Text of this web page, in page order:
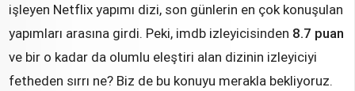
işleyen Netflix yapımı dizi, son günlerin en çok konuşulan
yapımları arasına girdi. Peki, imdb izleyicisinden 8.7 puan
ve bir o kadar da olumlu eleştiri alan dizinin izleyiciyi
fetheden sırrı ne? Biz de bu konuyu merakla bekliyoruz.